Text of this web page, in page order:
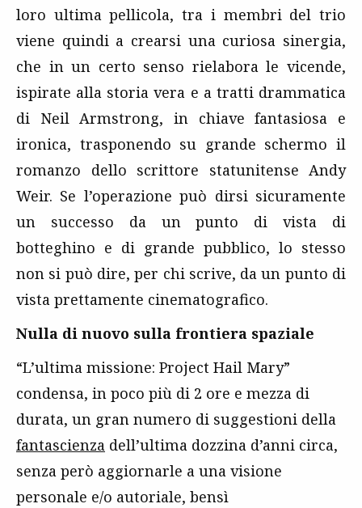
loro ultima pellicola, tra i membri del trio
viene quindi a crearsi una curiosa sinergia,
che in un certo senso rielabora le vicende,
ispirate alla storia vera e a tratti drammatica
di Neil Armstrong, in chiave fantasiosa e
ironica, trasponendo su grande schermo il
romanzo dello scrittore statunitense Andy
Weir. Se l’operazione può dirsi sicuramente
un successo da un punto di vista di
botteghino e di grande pubblico, lo stesso
non si può dire, per chi scrive, da un punto di
vista prettamente cinematografico.
Nulla di nuovo sulla frontiera spaziale
“L’ultima missione: Project Hail Mary”
condensa, in poco più di 2 ore e mezza di
durata, un gran numero di suggestioni della
fantascienza dell’ultima dozzina d’anni circa,
senza però aggiornarle a una visione
personale e/o autoriale, bensì